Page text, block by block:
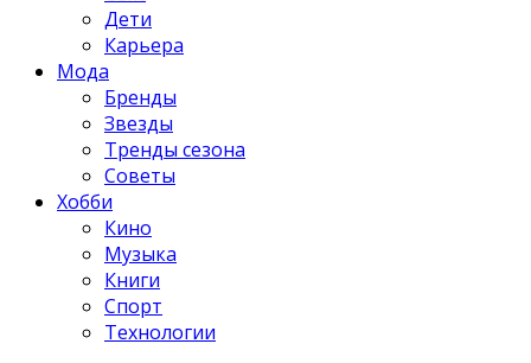
Дети
Карьера
Мода
Бренды
Звезды
Тренды сезона
Советы
Хобби
Кино
Музыка
Книги
Спорт
Технологии